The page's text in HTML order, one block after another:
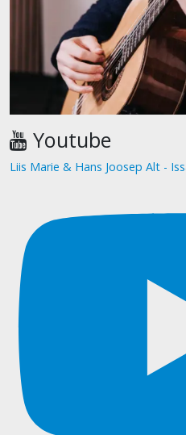
Youtube
Liis Marie & Hans Joosep Alt -